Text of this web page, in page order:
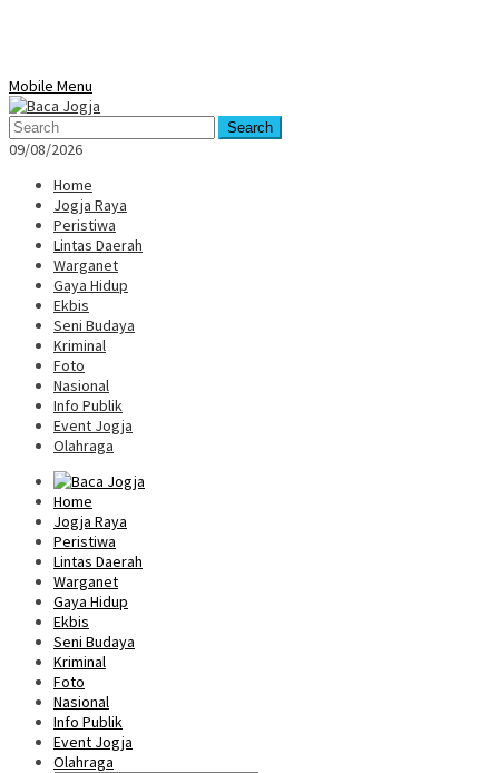
Mobile Menu
Search
09/08/2026
Home
Jogja Raya
Peristiwa
Lintas Daerah
Warganet
Gaya Hidup
Ekbis
Seni Budaya
Kriminal
Foto
Nasional
Info Publik
Event Jogja
Olahraga
Home
Jogja Raya
Peristiwa
Lintas Daerah
Warganet
Gaya Hidup
Ekbis
Seni Budaya
Kriminal
Foto
Nasional
Info Publik
Event Jogja
Olahraga